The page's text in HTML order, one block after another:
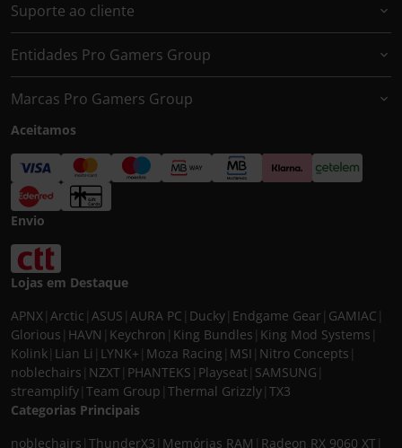
Suporte ao cliente
Entidades Pro Gamers Group
Marcas Pro Gamers Group
Aceitamos
Envio
Lojas em Destaque
APNX Arctic ASUS AURA PC Ducky Endgame Gear GAMIAC
Glorious HAVN Keychron King Bundles King Mod Systems
Kolink Lian Li LYNK+ Moza Racing MSI Nitro Concepts
noblechairs NZXT PHANTEKS Playseat SAMSUNG
streamplify Team Group Thermal Grizzly TX3
Categorias Principais
noblechairs ThunderX3 Memórias RAM Radeon RX 9060 XT